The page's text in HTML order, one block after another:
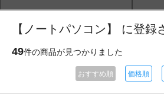
【ノートパソコン】 に登録
49件の商品が見つかりました
おすすめ順 価格順